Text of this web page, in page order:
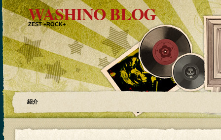
WASHINO BLOG
ZEST +ROCK+
紹介